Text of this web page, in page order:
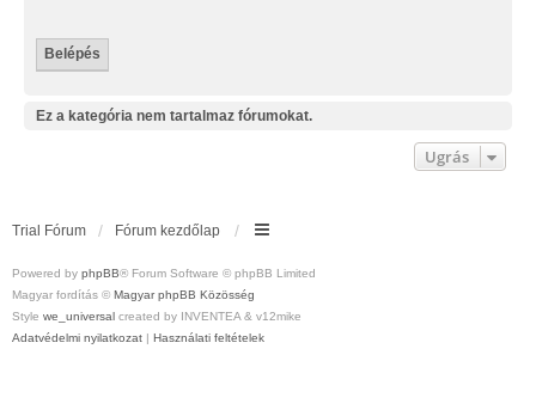
Ez a kategória nem tartalmaz fórumokat.
Ugrás
Trial Fórum Fórum kezdőlap
Powered by phpBB® Forum Software © phpBB Limited
Magyar fordítás © Magyar phpBB Közösség
Style we_universal created by INVENTEA & v12mike
Adatvédelmi nyilatkozat | Használati feltételek